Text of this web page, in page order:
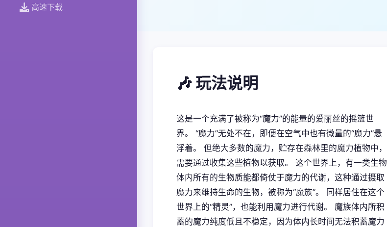
高速下载
🎶 玩法说明
这是一个充满了被称为“魔力”的能量的爱丽丝的摇篮世
界。 “魔力”无处不在，即便在空气中也有微量的“魔力”悬
浮着。 但绝大多数的魔力，贮存在森林里的魔力植物中，
需要通过收集这些植物以获取。 这个世界上，有一类生物
体内所有的生物质能都倚仗于魔力的代谢，这种通过摄取
魔力来维持生命的生物，被称为“魔族”。 同样居住在这个
世界上的“精灵”，也能利用魔力进行代谢。 魔族体内所积
蓄的魔力纯度低且不稳定，因为体内长时间无法积蓄魔力